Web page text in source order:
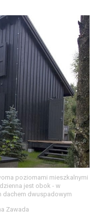
poziomami mieszkalnymi
jest obok - w
dachem dwuspadowym
Zawada